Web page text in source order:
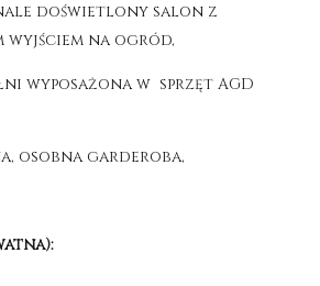
doświetlony salon z
wyjściem na ogród,
wyposażona w sprzęt AGD
osobna garderoba,